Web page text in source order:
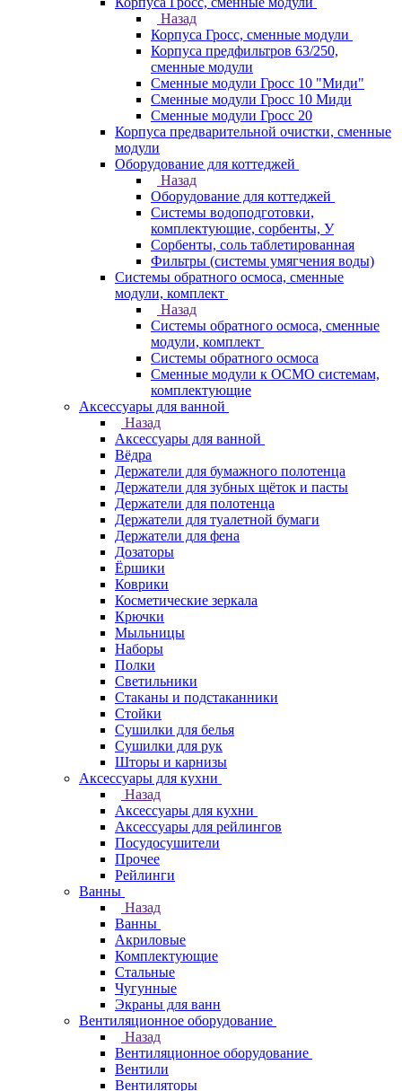
Назад
Корпуса Гросс, сменные модули
Корпуса предфильтров 63/250,
сменные модули
Сменные модули Гросс 10 "Миди"
Сменные модули Гросс 10 Миди
Сменные модули Гросс 20
Корпуса предварительной очистки, сменные
модули
Оборудование для коттеджей
Назад
Оборудование для коттеджей
Системы водоподготовки,
комплектующие, сорбенты, У
Сорбенты, соль таблетированная
Фильтры (системы умягчения воды)
Системы обратного осмоса, сменные
модули, комплект
Назад
Системы обратного осмоса, сменные
модули, комплект
Системы обратного осмоса
Сменные модули к ОСМО системам,
комплектующие
Аксессуары для ванной
Назад
Аксессуары для ванной
Вёдра
Держатели для бумажного полотенца
Держатели для зубных щёток и пасты
Держатели для полотенца
Держатели для туалетной бумаги
Держатели для фена
Дозаторы
Ёршики
Коврики
Косметические зеркала
Крючки
Мыльницы
Наборы
Полки
Светильники
Стаканы и подстаканники
Стойки
Сушилки для белья
Сушилки для рук
Шторы и карнизы
Аксессуары для кухни
Назад
Аксессуары для кухни
Аксессуары для рейлингов
Посудосушители
Прочее
Рейлинги
Ванны
Назад
Ванны
Акриловые
Комплектующие
Стальные
Чугунные
Экраны для ванн
Вентиляционное оборудование
Назад
Вентиляционное оборудование
Вентили
Вентиляторы